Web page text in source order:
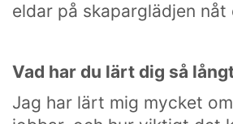
eldar på skaparglädjen nåt
Vad har du lärt dig så
Jag har lärt mig mycket
Göteborgs konstskola
Första Långgatan 10,
413 03 Göteborg, Sweden